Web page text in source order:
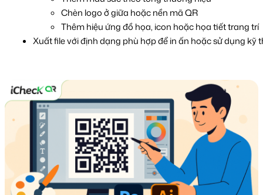
Chèn logo ở giữa hoặc nền mã QR
Thêm hiệu ứng đồ họa, icon hoặc họa tiết trang trí
Xuất file với định dạng phù hợp để in ấn hoặc sử dụng kỹ